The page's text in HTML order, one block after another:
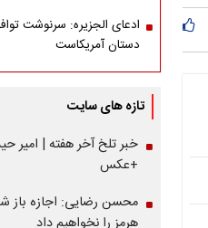
ادعای الجزیره: سرنوشت
دستان آمریکاست
تازه های سایت
خبر تلخ آخر هفته | امیر
+عکس
محسن رضایی: اجازه باز
هرمز را نخواهیم داد